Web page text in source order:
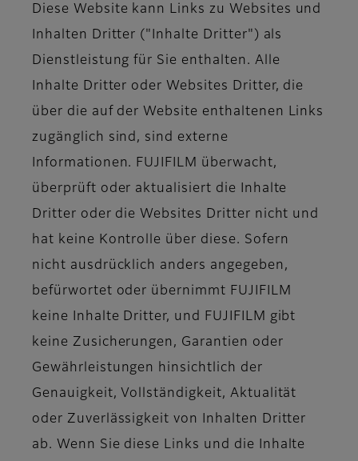
Diese Website kann Links zu Websites und
Inhalten Dritter ("Inhalte Dritter") als
Dienstleistung für Sie enthalten. Alle
Inhalte Dritter oder Websites Dritter, die
über die auf der Website enthaltenen Links
zugänglich sind, sind externe
Informationen. FUJIFILM überwacht,
überprüft oder aktualisiert die Inhalte
Dritter oder die Websites Dritter nicht und
hat keine Kontrolle über diese. Sofern
nicht ausdrücklich anders angegeben,
befürwortet oder übernimmt FUJIFILM
keine Inhalte Dritter, und FUJIFILM gibt
keine Zusicherungen, Garantien oder
Gewährleistungen hinsichtlich der
Genauigkeit, Vollständigkeit, Aktualität
oder Zuverlässigkeit von Inhalten Dritter
ab. Wenn Sie diese Links und die Inhalte